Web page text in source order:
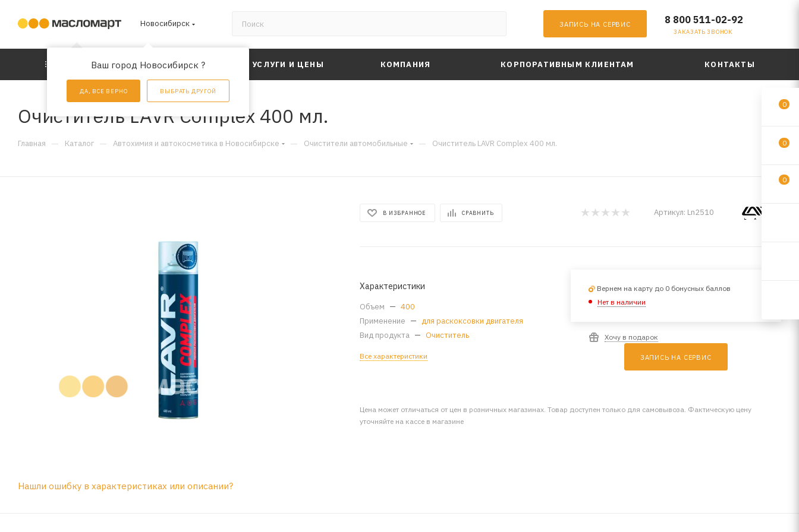
Новосибирск
Ваш город Новосибирск ?
ДА, ВСЕ ВЕРНО ВЫБРАТЬ ДРУГОЙ
ЗАПИСЬ НА СЕРВИС 8 800 511-02-92
ЗАКАЗАТЬ ЗВОНОК
КАТАЛОГ АКЦИИ УСЛУГИ И ЦЕНЫ КОМПАНИЯ КОРПОРАТИВНЫМ КЛИЕНТАМ КОНТАКТЫ
Очиститель LAVR Complex 400 мл.
Главная — Каталог — Автохимия и автокосметика в Новосибирске — Очистители автомобильные — Очиститель LAVR Complex 400 мл.
В ИЗБРАННОЕ СРАВНИТЬ Артикул: Ln2510
Характеристики
Объем — 400
Применение — для раскоксовки двигателя
Вид продукта — Очиститель
Все характеристики
Вернем на карту до 0 бонусных баллов
Нет в наличии
Хочу в подарок
ЗАПИСЬ НА СЕРВИС
Цена может отличаться от цен в розничных магазинах. Товар доступен только для самовывоза. Фактическую цену
уточняйте на кассе в магазине
Нашли ошибку в характеристиках или описании?
0
0
0